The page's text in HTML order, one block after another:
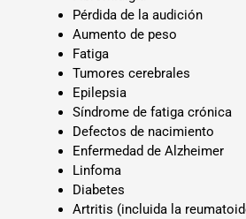
Pérdida de la audición
Aumento de peso
Fatiga
Tumores cerebrales
Epilepsia
Síndrome de fatiga crónica
Defectos de nacimiento
Enfermedad de Alzheimer
Linfoma
Diabetes
Artritis (incluida la